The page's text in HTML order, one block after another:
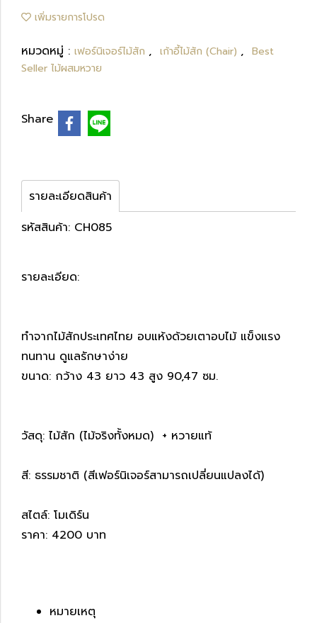
เพิ่มรายการโปรด
หมวดหมู่ : เฟอร์นิเจอร์ไม้สัก , เก้าอี้ไม้สัก (Chair) , Best
Seller ไม้ผสมหวาย
Share
รายละเอียดสินค้า
รหัสสินค้า: CH085
รายละเอียด:
ทำจากไม้สักประเทศไทย อบแห้งด้วยเตาอบไม้ แข็งแรง
ทนทาน ดูแลรักษาง่าย
ขนาด: กว้าง 43 ยาว 43 สูง 90,47 ซม.
วัสดุ: ไม้สัก (ไม้จริงทั้งหมด) + หวายแท้
สี: ธรรมชาติ (สีเฟอร์นิเจอร์สามารถเปลี่ยนแปลงได้)
สไตล์: โมเดิร์น
ราคา: 4200 บาท
หมายเหตุ